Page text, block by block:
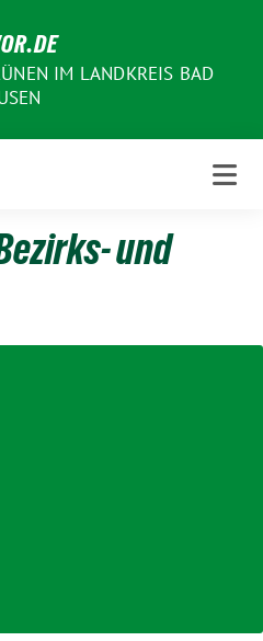
IM LANDKREIS BAD
und